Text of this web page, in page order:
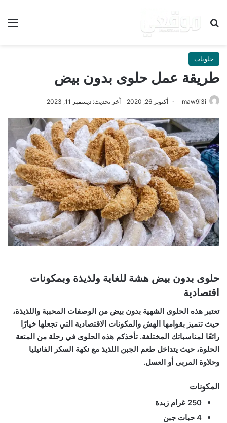
بحث عن
حلويات
طريقة عمل حلوى بدون بيض
maw9i3i أكتوبر 26, 2020 آخر تحديث: ديسمبر 11, 2023
حلوى بدون بيض هشة للغاية ولذيذة وبمكونات
اقتصادية
تعتبر هذه الحلوى الشهية بدون بيض من الوصفات المحببة واللذيذة،
حيث تتميز بقوامها الهش والمكونات الاقتصادية التي تجعلها خيارًا
رائعًا لمناسباتك المختلفة. تأخذكم هذه الحلوى في رحلة من المتعة
الحلوة، حيث يتداخل طعم الجبن اللذيذ مع نكهة السكر الفانيليا
وحلاوة المربى أو العسل.
المكونات
250 غرام زبدة
4 حبات جبن